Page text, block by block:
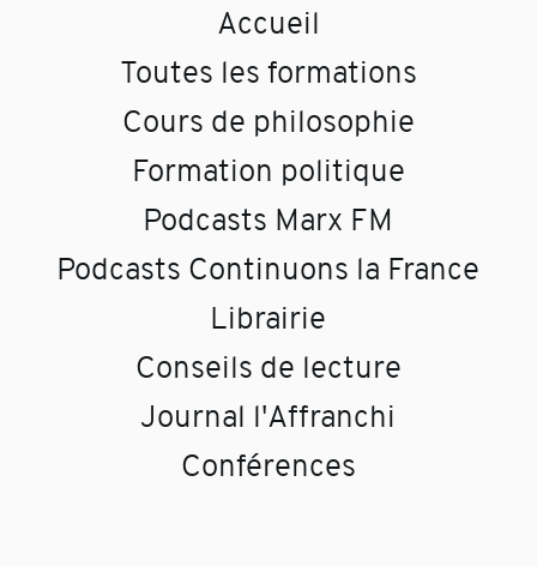
Accueil
Toutes les formations
Cours de philosophie
Formation politique
Podcasts Marx FM
Podcasts Continuons la France
Librairie
Conseils de lecture
Journal l'Affranchi
Conférences